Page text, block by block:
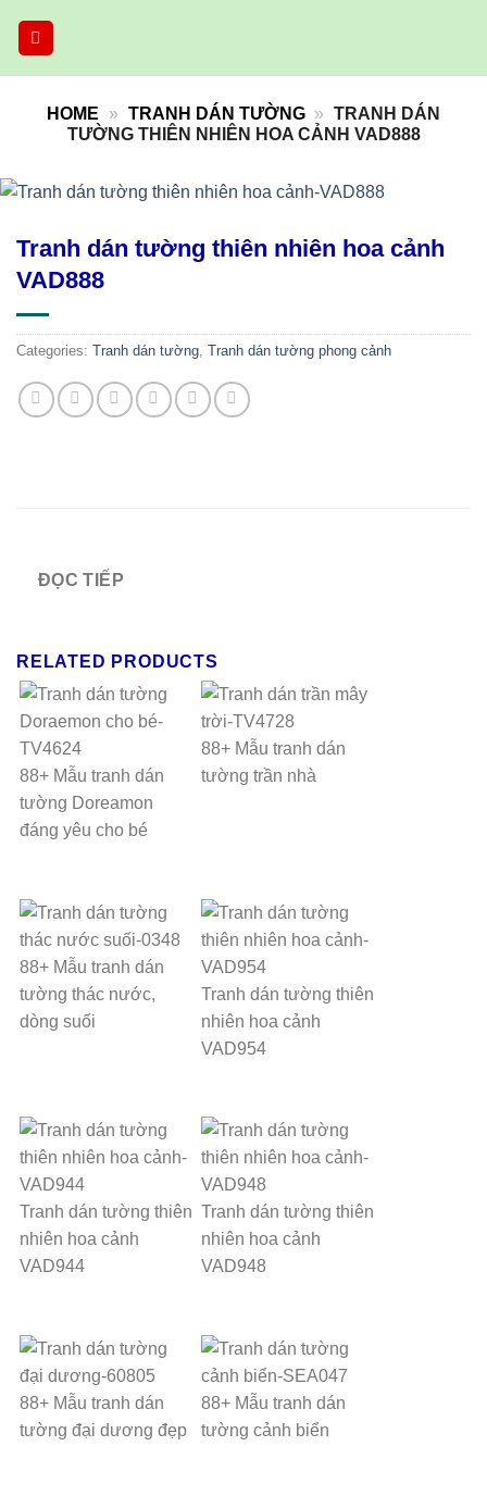
HOME » TRANH DÁN TƯỜNG » TRANH DÁN
TƯỜNG THIÊN NHIÊN HOA CẢNH VAD888
Tranh dán tường thiên nhiên hoa cảnh
VAD888
Categories: Tranh dán tường, Tranh dán tường phong cảnh
ĐỌC TIẾP
RELATED PRODUCTS
88+ Mẫu tranh dán
tường Doreamon
đáng yêu cho bé
88+ Mẫu tranh dán
tường trần nhà
88+ Mẫu tranh dán
tường thác nước,
dòng suối
Tranh dán tường thiên
nhiên hoa cảnh
VAD954
Tranh dán tường thiên
nhiên hoa cảnh
VAD944
Tranh dán tường thiên
nhiên hoa cảnh
VAD948
88+ Mẫu tranh dán
tường đại dương đẹp
88+ Mẫu tranh dán
tường cảnh biển